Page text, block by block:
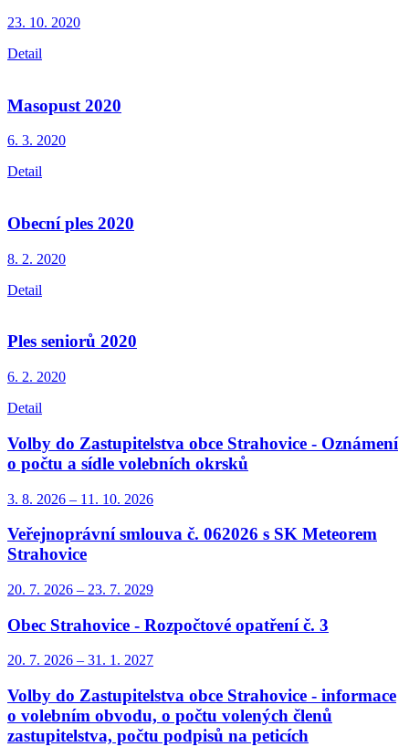
23. 10. 2020
Detail
Masopust 2020
6. 3. 2020
Detail
Obecní ples 2020
8. 2. 2020
Detail
Ples seniorů 2020
6. 2. 2020
Detail
Volby do Zastupitelstva obce Strahovice - Oznámení
o počtu a sídle volebních okrsků
3. 8. 2026 – 11. 10. 2026
Veřejnoprávní smlouva č. 062026 s SK Meteorem
Strahovice
20. 7. 2026 – 23. 7. 2029
Obec Strahovice - Rozpočtové opatření č. 3
20. 7. 2026 – 31. 1. 2027
Volby do Zastupitelstva obce Strahovice - informace
o volebním obvodu, o počtu volených členů
zastupitelstva, počtu podpisů na peticích